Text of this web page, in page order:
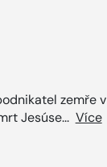
zemře v
Jesúse... Více